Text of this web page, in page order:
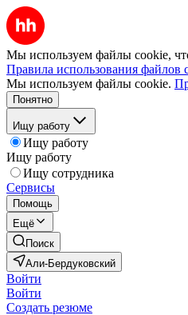
Мы используем файлы cookie,
Правила использования файлов
Мы используем файлы cookie.
Понятно
Ищу работу
Ищу работу
Ищу работу
Ищу сотрудника
Сервисы
Помощь
Ещё
Поиск
Али-Бердуковский
Войти
Войти
Создать резюме